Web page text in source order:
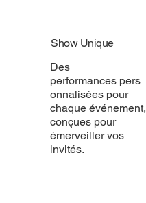
Show Unique
Des
performances pers
onnalisées pour
chaque événement,
conçues pour
émerveiller vos
invités.